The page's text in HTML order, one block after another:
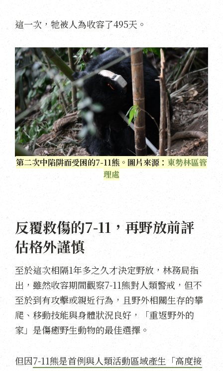
這一次，牠被人為收容了495天。
第二次中陷阱而受困的7-11熊。圖片來源： 東勢林區管
理處
反覆救傷的7-11，再野放前評
估格外謹慎
至於這次相隔1年多之久才決定野放，林務局指
出，雖然收容期間觀察7-11熊對人類警戒，但不
至於到有攻擊或親近行為，且野外相關生存的攀
爬、移動技能與身體狀況良好，「重返野外的
家」是傷癒野生動物的最佳選擇。
但因7-11熊是首例與人類活動區域產生「高度接